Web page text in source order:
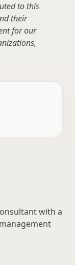
to this
their
for our
with a